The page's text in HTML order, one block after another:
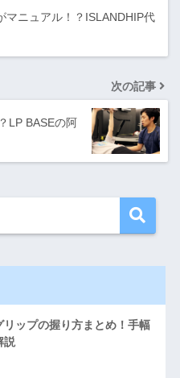
マニュアル！？ISLANDHIP代
次の記事
LP BASEの阿
ップの握り方まとめ！手幅
説